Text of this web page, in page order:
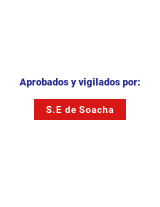
Aprobados y vigilados por:
S.E de Soacha